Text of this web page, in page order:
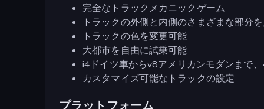
完全なトラックメカニックゲーム
トラックの外側と内側のさまざまな部分
トラックの色を変更可能
大都市を自由に試乗可能
i4ドイツ車からv8アメリカンモダンまで
カスタマイズ可能なトラックの設定
プラットフォーム